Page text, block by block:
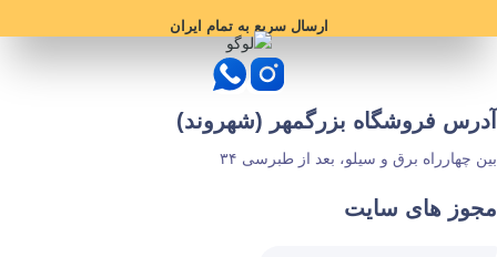
ارسال سریع به تمام ایران
آدرس فروشگاه بزرگمهر (شهروند)
بین چهارراه برق و سیلو، بعد از طبرسی ۳۴
مجوز های سایت